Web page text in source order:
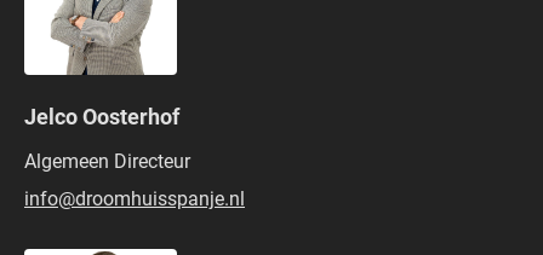
Jelco Oosterhof
Algemeen Directeur
info@droomhuisspanje.nl